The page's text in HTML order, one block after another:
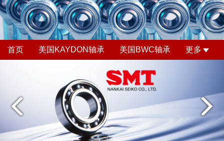
首页 美国KAYDON轴承 美国BWC轴承 更多